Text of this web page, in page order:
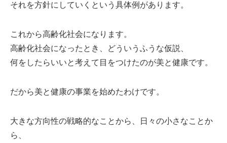
それを方針にしていくという具体例があります。
これから高齢化社会になります。
高齢化社会になったとき、どういうふうな仮説、
何をしたらいいと考えて目をつけたのが美と健康です。
だから美と健康の事業を始めたわけです。
大きな方向性の戦略的なことから、日々の小さなことか
ら、